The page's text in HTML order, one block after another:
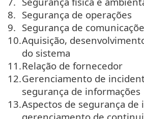
Segurança de operações
Segurança de
Aquisição,
do sistema
Relação de fornecedor
Gerenciamento de
segurança de informações
Aspectos de segurança de